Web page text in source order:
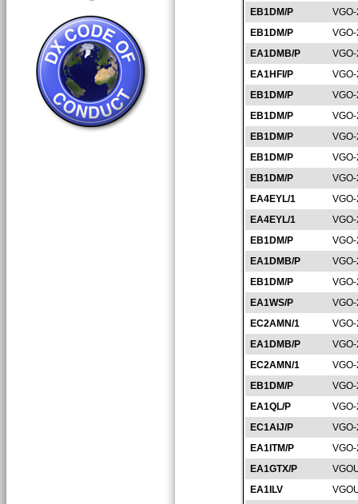
EB1DM/P
EB1DM/P
EA1DMB/P
EA1HFI/P
EB1DM/P
EB1DM/P
EB1DM/P
EB1DM/P
EB1DM/P
EA4EYL/1
EA4EYL/1
EB1DM/P
EA1DMB/P
EB1DM/P
EA1WS/P
EC2AMN/1
EA1DMB/P
EC2AMN/1
EB1DM/P
EA1QL/P
EC1AIJ/P
EA1ITM/P
EA1GTX/P
EA1ILV